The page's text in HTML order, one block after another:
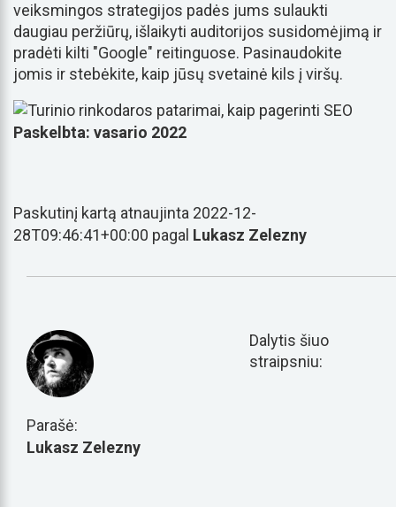
veiksmingos strategijos padės jums sulaukti
daugiau peržiūrų, išlaikyti auditorijos susidomėjimą ir
pradėti kilti "Google" reitinguose. Pasinaudokite
jomis ir stebėkite, kaip jūsų svetainė kils į viršų.
Paskelbta: vasario 2022
Paskutinį kartą atnaujinta 2022-12-
28T09:46:41+00:00 pagal Lukasz Zelezny
Parašė:
Lukasz Zelezny
Dalytis šiuo
straipsniu: